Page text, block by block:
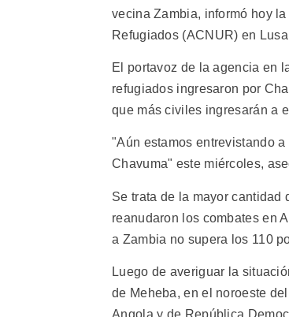
vecina Zambia, informó hoy
Refugiados (ACNUR) en
El portavoz de la agencia en
refugiados ingresaron por
que más civiles ingresarán a
"Aún estamos entrevistando
Chavuma" este miércoles,
Se trata de la mayor
reanudaron los combates en
a Zambia no supera los 110
Luego de averiguar la
de Meheba, en el noroeste
Angola y de República